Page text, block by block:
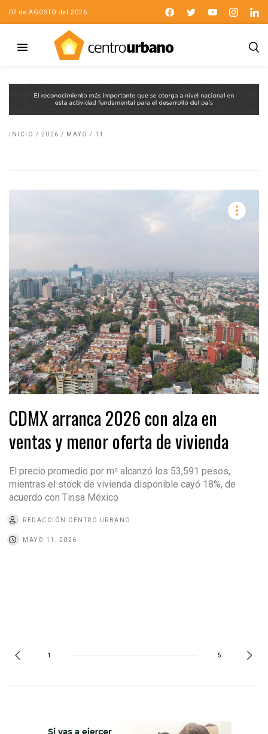
07 de AGOSTO del 2026
INICIO / 2026 / MAYO / 11
CDMX arranca 2026 con alza en
ventas y menor oferta de vivienda
El precio promedio por m² alcanzó los 53,591 pesos,
mientras el stock de vivienda disponible cayó 18%, de
acuerdo con Tinsa México
REDACCIÓN CENTRO URBANO
MAYO 11, 2026
1 5